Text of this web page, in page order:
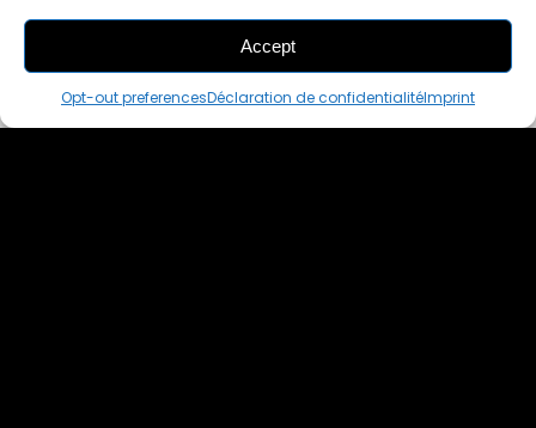
Accept
Opt-out preferencesDéclaration de confidentialitéImprint
THIS PAIR IS
ALREADY SOLD OUT